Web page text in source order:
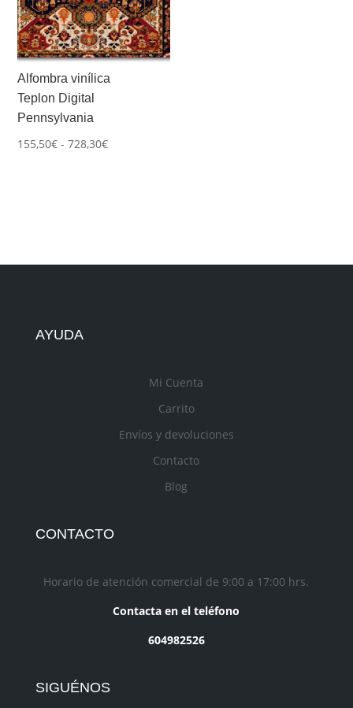
Alfombra vinílica
Teplon Digital
Pennsylvania
155,50€ - 728,30€Rango
728,30€
AYUDA
Mi Cuenta
Carrito
Envíos y devoluciones
Contacto
Blog
CONTACTO
Horario de atención comercial de 9:00 a 17:00 hrs.
Contacta en el teléfono
604982526
SIGUÉNOS